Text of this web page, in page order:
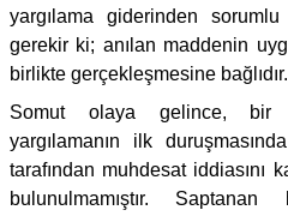
yargılama giderinden
gerekir ki; anılan maddenin
birlikte gerçekleşmesine bağlıdır.
Somut olaya gelince, bir
yargılamanın ilk
tarafından muhdesat iddiasını
bulunulmamıştır.